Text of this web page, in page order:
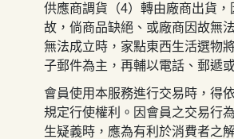
供應商調貨（4）轉由廠商出貨
故，倘商品缺絕、或廠商因故無
無法成立時， 家點東西生活選物
子郵件為主，再輔以電話、郵遞
會員使用本服務進行交易時，得
規定行使權利。因會員之交易行
生疑義時，應為有利於消費者之